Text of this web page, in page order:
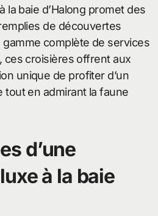
la baie d’Halong promet des
de découvertes
complète de services
ces croisières offrent aux
unique de profiter d’un
tout en admirant la faune
d’une
à la baie